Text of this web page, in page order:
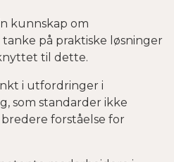
kunnskap om
på praktiske løsninger
til dette.
i utfordringer i
som standarder ikke
forståelse for